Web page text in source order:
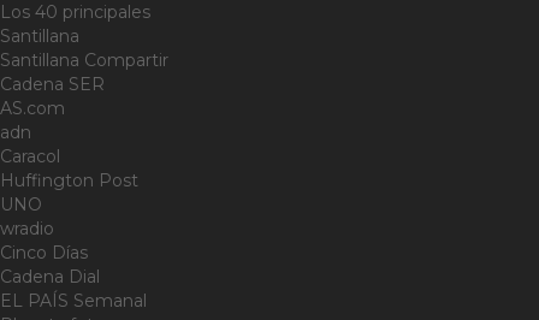
Los 40 principales
Santillana
Santillana Compartir
Cadena SER
AS.com
adn
Caracol
Huffington Post
UNO
wradio
Cinco Días
Cadena Dial
EL PAÍS Semanal